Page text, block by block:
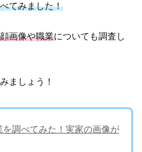
てみました！
画像や職業についても調査し
ましょう！
調べてみた！実家の画像が